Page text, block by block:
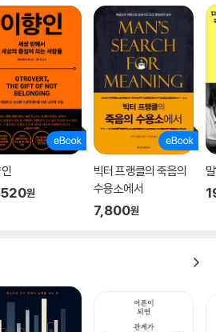
원
빅터 프랭클의 죽음의
수용소에서
7,800원